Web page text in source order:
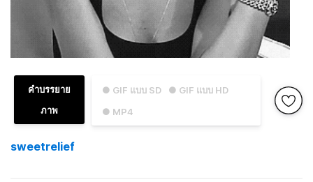
● GIF แบบ SD
● GIF แบบ HD
● MP4
คำบรรยาย
ภาพ
sweetrelief